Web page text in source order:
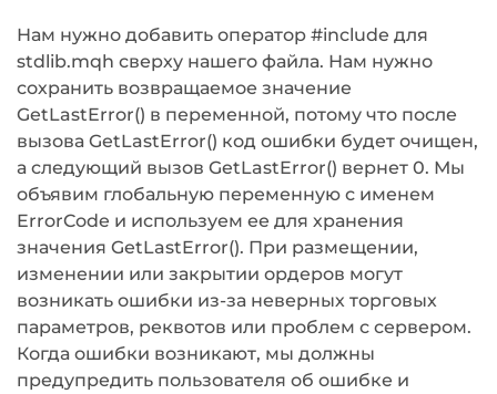
Нам нужно добавить оператор #include для
stdlib.mqh сверху нашего файла. Нам нужно
сохранить возвращаемое значение
GetLastError() в переменной, потому что после
вызова GetLastError() код ошибки будет очищен,
а следующий вызов GetLastError() вернет 0. Мы
объявим глобальную переменную с именем
ErrorCode и используем ее для хранения
значения GetLastError(). При размещении,
изменении или закрытии ордеров могут
возникать ошибки из-за неверных торговых
параметров, реквотов или проблем с сервером.
Когда ошибки возникают, мы должны
предупредить пользователя об ошибке и